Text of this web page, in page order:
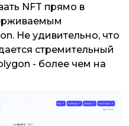
NFT прямо в
Не удивительно, что
стремительный
- более чем на